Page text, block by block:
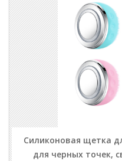
Силиконовая щетка
для черных точек,